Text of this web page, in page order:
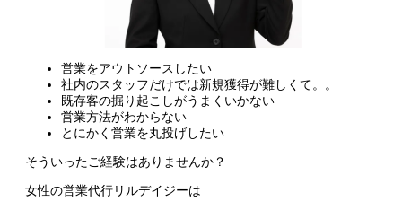
営業をアウトソースしたい
社内のスタッフだけでは新規獲得が難しくて。。
既存客の掘り起こしがうまくいかない
営業方法がわからない
とにかく営業を丸投げしたい
そういったご経験はありませんか？
女性の営業代行リルデイジーは